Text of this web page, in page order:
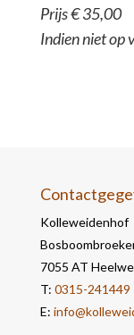
Prijs € 35,00
Indien niet op
Kolleweidenhof
7055 AT
T: 0315-241449
E: